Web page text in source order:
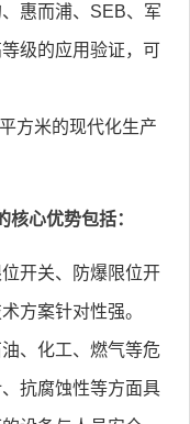
惠而浦、SEB、军
级的应用验证，可
方米的现代化生产
心优势包括：
开关、防爆限位开
方案针对性强。
油、化工、燃气等危
抗腐蚀性等方面具